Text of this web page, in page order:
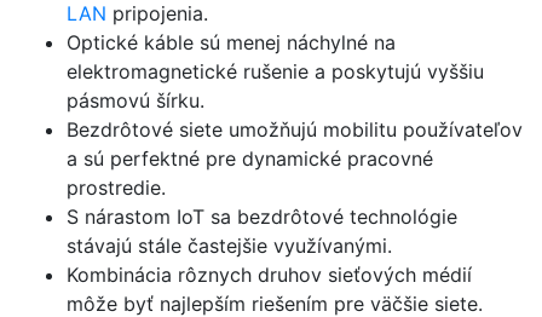
LAN pripojenia.
Optické káble sú menej náchylné na
elektromagnetické rušenie a poskytujú vyššiu
pásmovú šírku.
Bezdrôtové siete umožňujú mobilitu používateľov
a sú perfektné pre dynamické pracovné
prostredie.
S nárastom IoT sa bezdrôtové technológie
stávajú stále častejšie využívanými.
Kombinácia rôznych druhov sieťových médií
môže byť najlepším riešením pre väčšie siete.